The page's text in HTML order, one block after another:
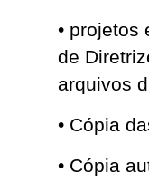
•
de
arquivos
• Cópia
• Cópia